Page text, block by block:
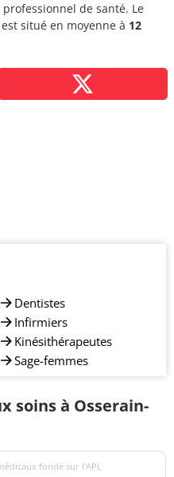
de santé. Le
situé en moyenne à 12
Dentistes
Infirmiers
Kinésithérapeutes
Sage-femmes
soins à Osserain-
fondé sur l'APL